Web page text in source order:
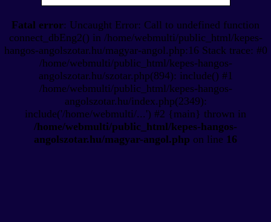
Fatal error: Uncaught Error: Call to undefined function
connect_dbEng2() in /home/webmulti/public_html/kepes-
hangos-angolszotar.hu/magyar-angol.php:16 Stack trace: #0
/home/webmulti/public_html/kepes-hangos-
angolszotar.hu/szotar.php(894): include() #1
/home/webmulti/public_html/kepes-hangos-
angolszotar.hu/index.php(2349):
include('/home/webmulti/...') #2 {main} thrown in
/home/webmulti/public_html/kepes-hangos-
angolszotar.hu/magyar-angol.php on line 16